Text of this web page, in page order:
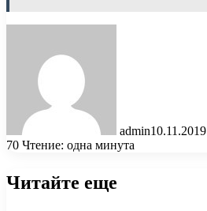
admin10.11.2019
70 Чтение: одна минута
Читайте еще